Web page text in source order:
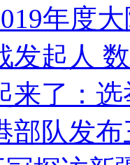
年度
发起人
来了：
部队发